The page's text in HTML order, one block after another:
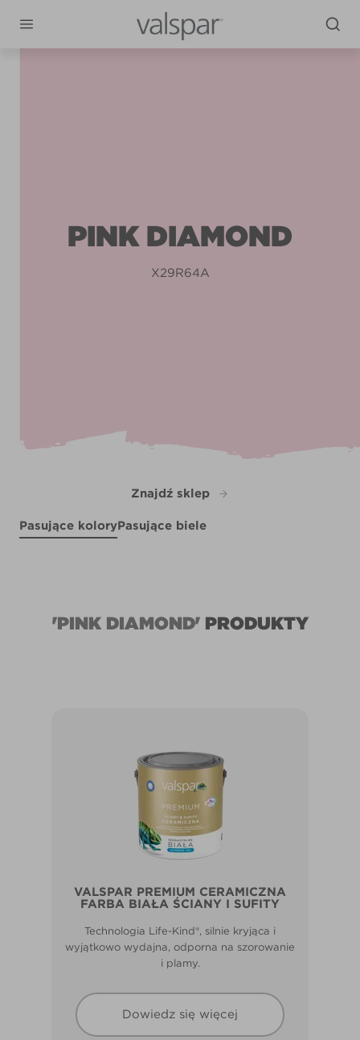
PINK DIAMOND
X29R64A
Znajdź sklep
Pasujące koloryPasujące biele
'PINK DIAMOND'PRODUKTY
VALSPAR PREMIUM CERAMICZNA
FARBA BIAŁA ŚCIANY I SUFITY
Technologia Life-Kind®, silnie kryjąca i
wyjątkowo wydajna, odporna na szorowanie
i plamy.
Dowiedz się więcej